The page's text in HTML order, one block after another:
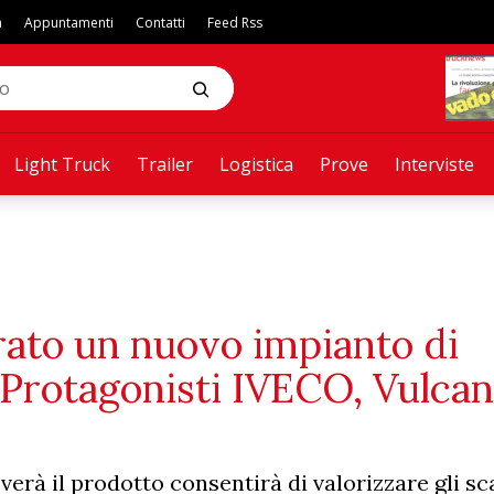
Light Truck Trailer Logistica Prove Interviste
Appuntamenti Contatti Feed Rss
un nuovo impianto di
IVECO,
il prodotto consentirà di valorizzare gli